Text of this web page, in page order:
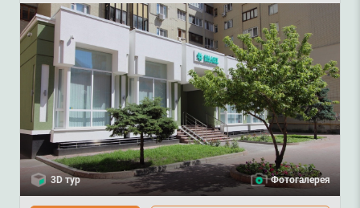
3D тур Фотогалерея